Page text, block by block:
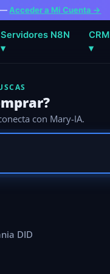
— Acceder a Mi Cuenta →
Servidores N8N
▾
CRM
▾
con Mary-IA.
DID